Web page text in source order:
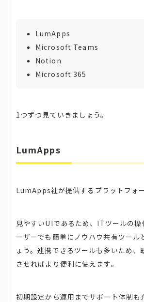
LumApps
Microsoft Teams
Notion
Microsoft 365
1つずつ見ていきましょう。
LumApps
LumApps社が提供するプラットフォー
見やすいUIであるため、ITツールの操
ーザーでも簡単にノウハウ共有ツール
ょう。連携できるツールも多いため、
させればより便利に使えます。
初期設定から運用までサポート体制も